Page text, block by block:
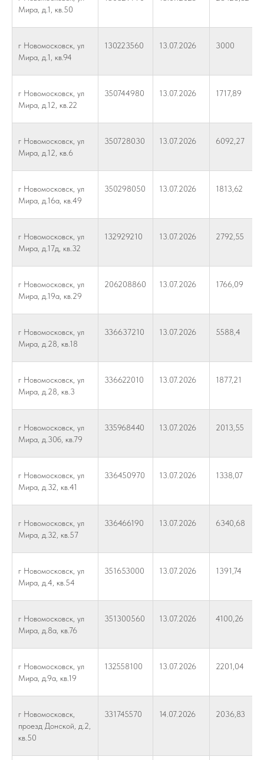
Мира, д.1, кв.50
г Новомосковск, ул
Мира, д.1, кв.94
130223560 13.07.2026 3000
г Новомосковск, ул
Мира, д.12, кв.22
350744980 13.07.2026 1717,89
г Новомосковск, ул
Мира, д.12, кв.6
350728030 13.07.2026 6092,27
г Новомосковск, ул
Мира, д.16а, кв.49
350298050 13.07.2026 1813,62
г Новомосковск, ул
Мира, д.17д, кв.32
132929210 13.07.2026 2792,55
г Новомосковск, ул
Мира, д.19а, кв.29
206208860 13.07.2026 1766,09
г Новомосковск, ул
Мира, д.28, кв.18
336637210 13.07.2026 5588,4
г Новомосковск, ул
Мира, д.28, кв.3
336622010 13.07.2026 1877,21
г Новомосковск, ул
Мира, д.30б, кв.79
335968440 13.07.2026 2013,55
г Новомосковск, ул
Мира, д.32, кв.41
336450970 13.07.2026 1338,07
г Новомосковск, ул
Мира, д.32, кв.57
336466190 13.07.2026 6340,68
г Новомосковск, ул
Мира, д.4, кв.54
351653000 13.07.2026 1391,74
г Новомосковск, ул
Мира, д.8а, кв.76
351300560 13.07.2026 4100,26
г Новомосковск, ул
Мира, д.9а, кв.19
132558100 13.07.2026 2201,04
г Новомосковск,
проезд Донской, д.2,
кв.50
331745570 14.07.2026 2036,83